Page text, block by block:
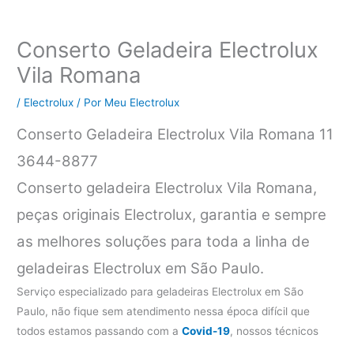
Conserto Geladeira Electrolux
Vila Romana
/ Electrolux / Por Meu Electrolux
Conserto Geladeira Electrolux Vila Romana 11
3644-8877
Conserto geladeira Electrolux Vila Romana,
peças originais Electrolux, garantia e sempre
as melhores soluções para toda a linha de
geladeiras Electrolux em São Paulo.
Serviço especializado para geladeiras Electrolux em São
Paulo, não fique sem atendimento nessa época difícil que
todos estamos passando com aCovid-19, nossos técnicos